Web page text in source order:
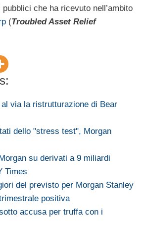
che ha ricevuto nell’ambito
(Troubled Asset Relief
via la ristrutturazione di Bear
dello "stress test", Morgan
su derivati a 9 miliardi
Times
del previsto per Morgan Stanley
positiva
accusa per truffa con i